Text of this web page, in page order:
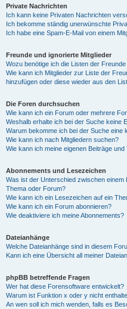
Private Nachrichten
Ich kann keine Privaten Nachrichten
Ich bekomme ständig unerwünschte
Ich habe eine Spam-E-Mail von einem
Freunde und ignorierte Mitglieder
Wozu benötige ich die Listen der
Wie kann ich Mitglieder zur Liste der
hinzufügen oder diese wieder aus den
Die Foren durchsuchen
Wie kann ich ein Forum oder mehrere
Weshalb erhalte ich bei der Suche keine
Warum bekomme ich bei der Suche eine
Wie kann ich nach Mitgliedern suchen?
Wie kann ich meine eigenen Beiträge und
Abonnements und Lesezeichen
Was ist der Unterschied zwischen einem
Thema oder Forum?
Wie kann ich ein Lesezeichen auf ein
Wie kann ich ein Forum abonnieren?
Wie deaktiviere ich meine Abonnements?
Dateianhänge
Welche Dateianhänge sind in diesem
Kann ich eine Übersicht all meiner
phpBB betreffende Fragen
Wer hat diese Forensoftware entwickelt?
Warum ist Funktion x oder y nicht
An wen soll ich mich wenden, falls es